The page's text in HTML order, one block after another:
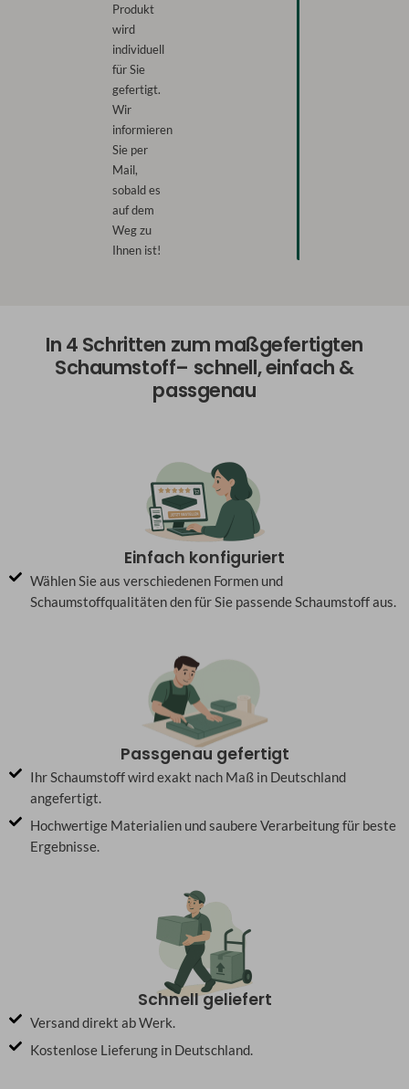
Produkt
wird
individuell
für Sie
gefertigt.
Wir
informieren
Sie per
Mail,
sobald es
auf dem
Weg zu
Ihnen ist!
In 4 Schritten zum maßgefertigten
Schaumstoff– schnell, einfach &
passgenau
Einfach konfiguriert
Wählen Sie aus verschiedenen Formen und
Schaumstoffqualitäten den für Sie passende Schaumstoff aus.
Passgenau gefertigt
Ihr Schaumstoff wird exakt nach Maß in Deutschland
angefertigt.
Hochwertige Materialien und saubere Verarbeitung für beste
Ergebnisse.
Schnell geliefert
Versand direkt ab Werk.
Kostenlose Lieferung in Deutschland.